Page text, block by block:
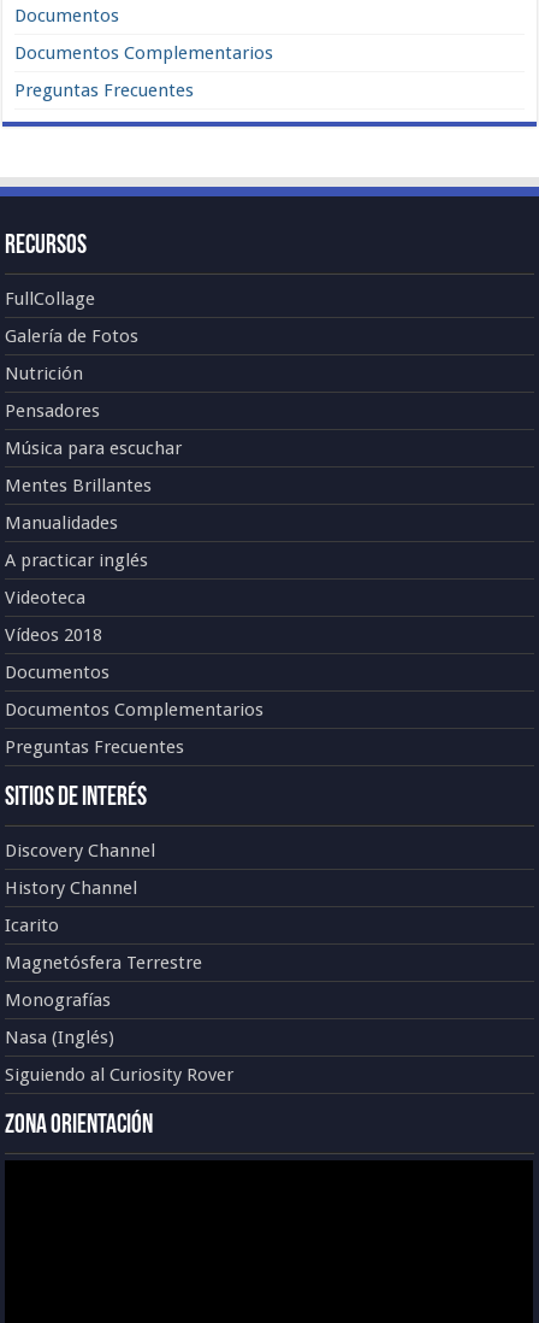
Documentos
Documentos Complementarios
Preguntas Frecuentes
Recursos
FullCollage
Galería de Fotos
Nutrición
Pensadores
Música para escuchar
Mentes Brillantes
Manualidades
A practicar inglés
Videoteca
Vídeos 2018
Documentos
Documentos Complementarios
Preguntas Frecuentes
Sitios de Interés
Discovery Channel
History Channel
Icarito
Magnetósfera Terrestre
Monografías
Nasa (Inglés)
Siguiendo al Curiosity Rover
Zona Orientación